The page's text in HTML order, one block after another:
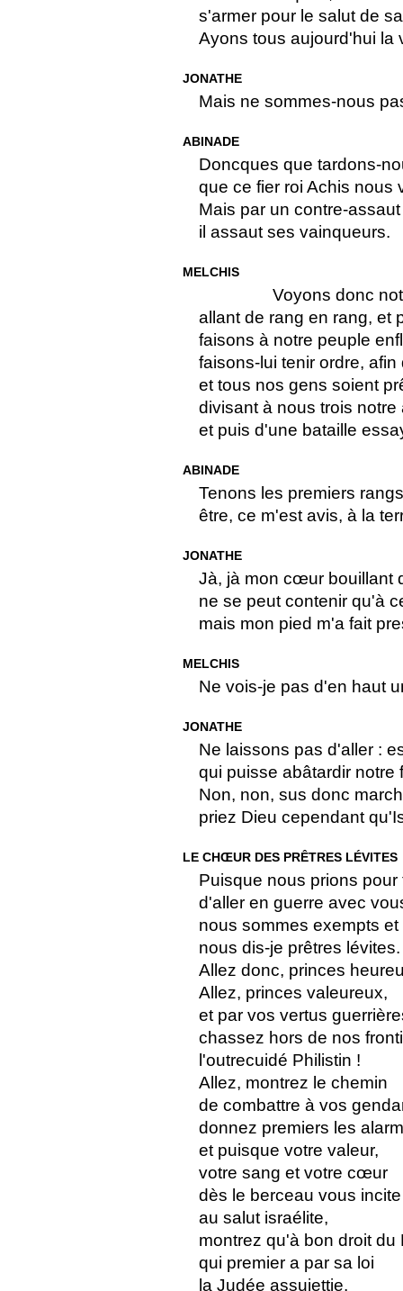
s'armer pour le salut de
Ayons tous aujourd'hui la
JONATHE
Mais ne sommes-nous
ABINADE
Doncques que tardons-
que ce fier roi Achis nous
Mais par un contre-
il assaut ses vainqueurs.
MELCHIS
Voyons donc
allant de rang en rang, et
faisons à notre peuple
faisons-lui tenir ordre, afin
et tous nos gens soient
divisant à nous trois
et puis d'une bataille
ABINADE
Tenons les premiers
être, ce m'est avis, à la
JONATHE
Jà, jà mon cœur bouillant
ne se peut contenir qu'à
mais mon pied m'a fait
MELCHIS
Ne vois-je pas d'en haut
JONATHE
Ne laissons pas d'aller :
qui puisse abâtardir notre
Non, non, sus donc
priez Dieu cependant
LE CHŒUR DES PRÊTRES LÉVITES
Puisque nous prions pour
d'aller en guerre avec
nous sommes exempts et
nous dis-je prêtres lévites.
Allez donc, princes
Allez, princes valeureux,
et par vos vertus
chassez hors de nos
l'outrecuidé Philistin !
Allez, montrez le chemin
de combattre à vos
donnez premiers les
et puisque votre valeur,
votre sang et votre cœur
dès le berceau vous incite
au salut israélite,
montrez qu'à bon droit du
qui premier a par sa loi
la Judée assujettie,